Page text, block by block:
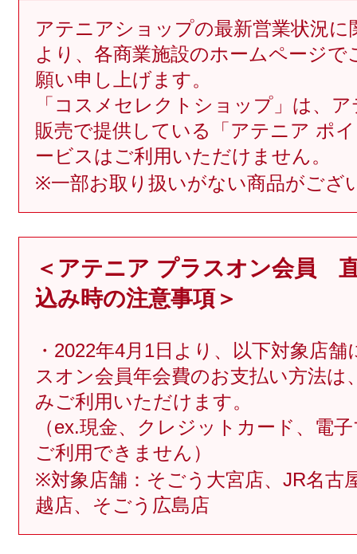
スキンケア人気ライン
ドレススノー
ドレスリフト
プリマモイスト
スキンクリア
クレンズオイル
アテニアショップの最新営業状況に
より、各商業施設のホームページ
願い申し上げます。
「コスメセレクトショップ」は、
販売で提供している「アテニア ポ
ービスはご利用いただけません。
※一部お取り扱いがない商品がござ
＜アテニア プラスオン会員
込み時の注意事項＞
・2022年4月1日より、以下対象店
スオン会員年会費のお支払い方法
みご利用いただけます。
（ex.現金、クレジットカード、電
ご利用できません）
※対象店舗：そごう大宮店、JR名古
越店、そごう広島店